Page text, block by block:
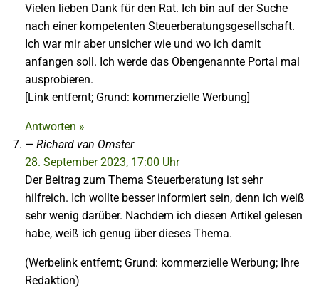
Vielen lieben Dank für den Rat. Ich bin auf der Suche
nach einer kompetenten Steuerberatungsgesellschaft.
Ich war mir aber unsicher wie und wo ich damit
anfangen soll. Ich werde das Obengenannte Portal mal
ausprobieren.
[Link entfernt; Grund: kommerzielle Werbung]
Antworten »
Richard van Omster
28. September 2023, 17:00 Uhr
Der Beitrag zum Thema Steuerberatung ist sehr
hilfreich. Ich wollte besser informiert sein, denn ich weiß
sehr wenig darüber. Nachdem ich diesen Artikel gelesen
habe, weiß ich genug über dieses Thema.
(Werbelink entfernt; Grund: kommerzielle Werbung; Ihre
Redaktion)